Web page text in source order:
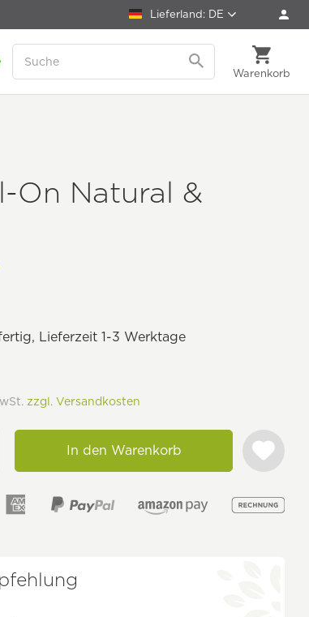
Lieferland: DE
Warenkorb
On Natural &
Lieferzeit 1-3 Werktage
zzgl. Versandkosten
In den Warenkorb